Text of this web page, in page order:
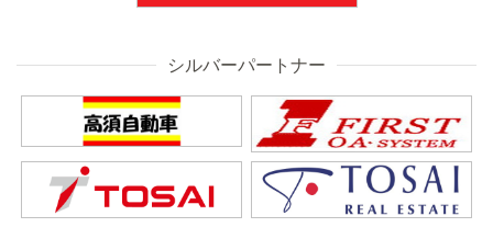
シルバーパートナー